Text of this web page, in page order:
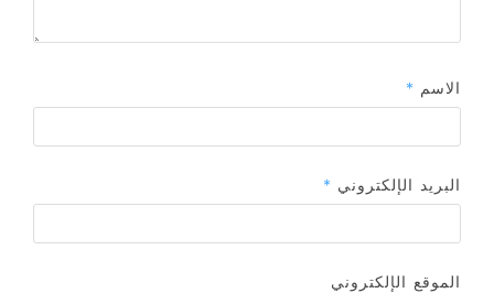
الاسم *
البريد الإلكتروني *
الموقع الإلكتروني